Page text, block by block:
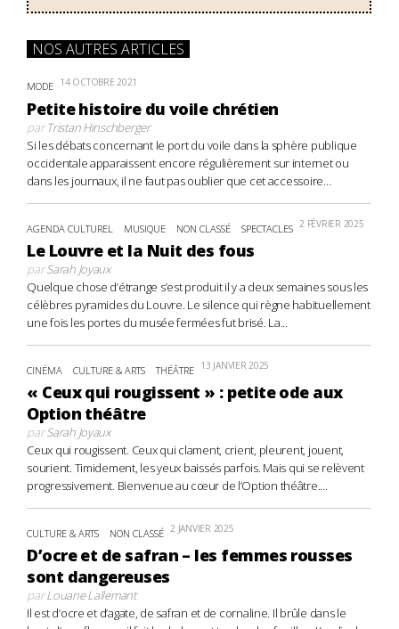
NOS AUTRES ARTICLES
MODE 14 OCTOBRE 2021
Petite histoire du voile chrétien
parTristan Hinschberger
Si les débats concernant le port du voile dans la sphère publique
occidentale apparaissent encore régulièrement sur internet ou
dans les journaux, il ne faut pas oublier que cet accessoire...
AGENDA CULTUREL MUSIQUE NON CLASSÉ SPECTACLES 2 FÉVRIER 2025
Le Louvre et la Nuit des fous
parSarah Joyaux
Quelque chose d’étrange s’est produit il y a deux semaines sous les
célèbres pyramides du Louvre. Le silence qui règne habituellement
une fois les portes du musée fermées fut brisé. La...
CINÉMA CULTURE & ARTS THÉÂTRE 13 JANVIER 2025
« Ceux qui rougissent » : petite ode aux
Option théâtre
parSarah Joyaux
Ceux qui rougissent. Ceux qui clament, crient, pleurent, jouent,
sourient. Timidement, les yeux baissés parfois. Mais qui se relèvent
progressivement. Bienvenue au cœur de l’Option théâtre....
CULTURE & ARTS NON CLASSÉ 2 JANVIER 2025
D’ocre et de safran – les femmes rousses
sont dangereuses
parLouane Lallemant
Il est d’ocre et d’agate, de safran et de cornaline. Il brûle dans le